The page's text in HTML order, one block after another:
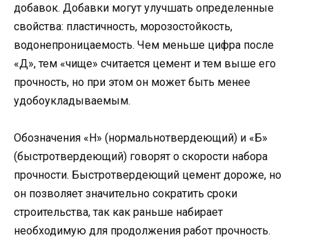
добавок. Добавки могут улучшать определенные
свойства: пластичность, морозостойкость,
водонепроницаемость. Чем меньше цифра после
«Д», тем «чище» считается цемент и тем выше его
прочность, но при этом он может быть менее
удобоукладываемым.
Обозначения «Н» (нормальнотвердеющий) и «Б»
(быстротвердеющий) говорят о скорости набора
прочности. Быстротвердеющий цемент дороже, но
он позволяет значительно сократить сроки
строительства, так как раньше набирает
необходимую для продолжения работ прочность.